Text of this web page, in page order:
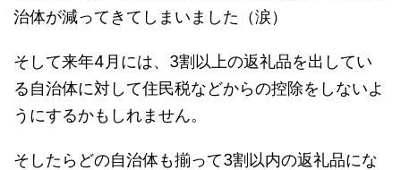
治体が減ってきてしまいました（涙）
そして来年4月には、3割以上の返礼品を出してい
る自治体に対して住民税などからの控除をしないよ
うにするかもしれません。
そしたらどの自治体も揃って3割以内の返礼品にな